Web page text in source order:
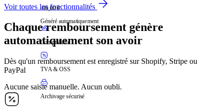
-99,00 €
Généré automatiquement
Comptabilité
TVA & OSS
Archivage sécurisé
Voir toutes les fonctionnalités
Chaque remboursement génère
automatiquement son avoir
Dès qu'un remboursement est enregistré sur Shopify, Stripe ou
PayPal
Aucune saisie manuelle. Aucun oubli.